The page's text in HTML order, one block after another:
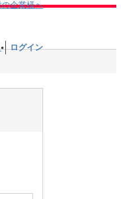
企業様へ
ログイン